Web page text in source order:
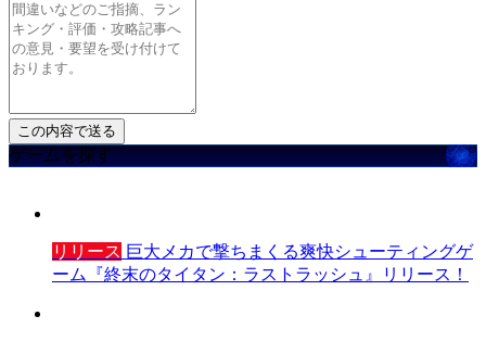
ゲームを探す
リリース 巨大メカで撃ちまくる爽快シューティングゲ
ーム『終末のタイタン：ラストラッシュ』リリース！